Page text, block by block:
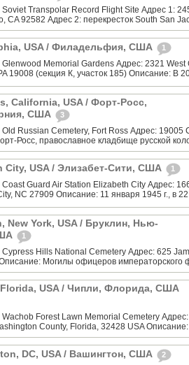
Soviet Transpolar Record Flight Site Адрес 1:
CA 92582 Адрес 2: перекресток South San
USA / Филадельфия, США 1
Glenwood Memorial Gardens Адрес: 2321 West
19008 (секция К, участок 185) Описание: В
California, USA / Форт-Росс,
США
3
Russian Cemetery, Fort Ross Адрес: 19005
Росс, православное кладбище русской
City, USA / Элизабет-Сити, США 1
Coast Guard Air Station Elizabeth City Адрес:
NC 27909 Описание: 11 января 1945 г., в
New York, USA / Бруклин, Нью-
1
Cypress Hills National Cemetery Адрес: 625
Могилы офицеров императорского
USA / Чипли, Флорида, США
Wachob Forest Lawn Memorial Cemetery
County, Florida, 32428 USA
DC, USA / Вашингтон, США 2